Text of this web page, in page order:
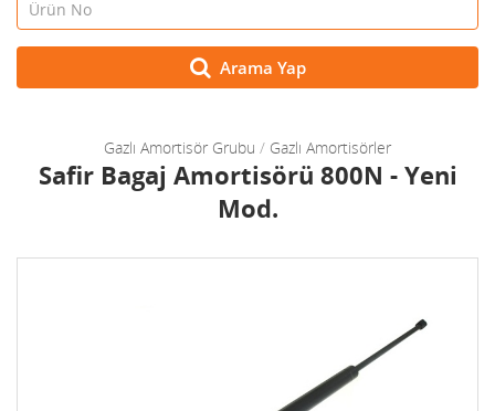
Arama Yap
Gazlı Amortisör Grubu / Gazlı Amortisörler
Safir Bagaj Amortisörü 800N - Yeni
Mod.